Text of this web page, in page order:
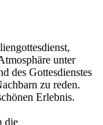
unter
des Gottesdienstes
zu reden.
Erlebnis.
die